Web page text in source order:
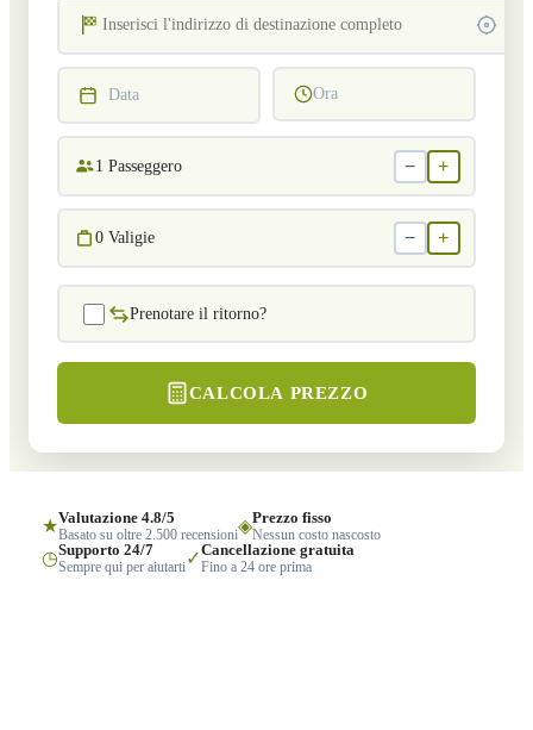
Data Ora
1 Passeggero − +
0 Valigie − +
Prenotare il ritorno?
CALCOLA PREZZO
★Valutazione 4.8/5
Basato su oltre 2.500 recensioni◈Prezzo fisso
Nessun costo nascosto
◷Supporto 24/7
Sempre qui per aiutarti✓Cancellazione gratuita
Fino a 24 ore prima